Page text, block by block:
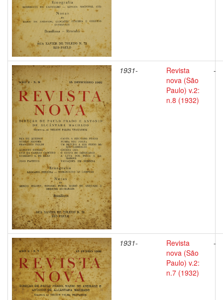
1931-
Revista
nova (São
Paulo) v.2:
n.8 (1932)
-
1931-
Revista
nova (São
Paulo) v.2:
n.7 (1932)
-